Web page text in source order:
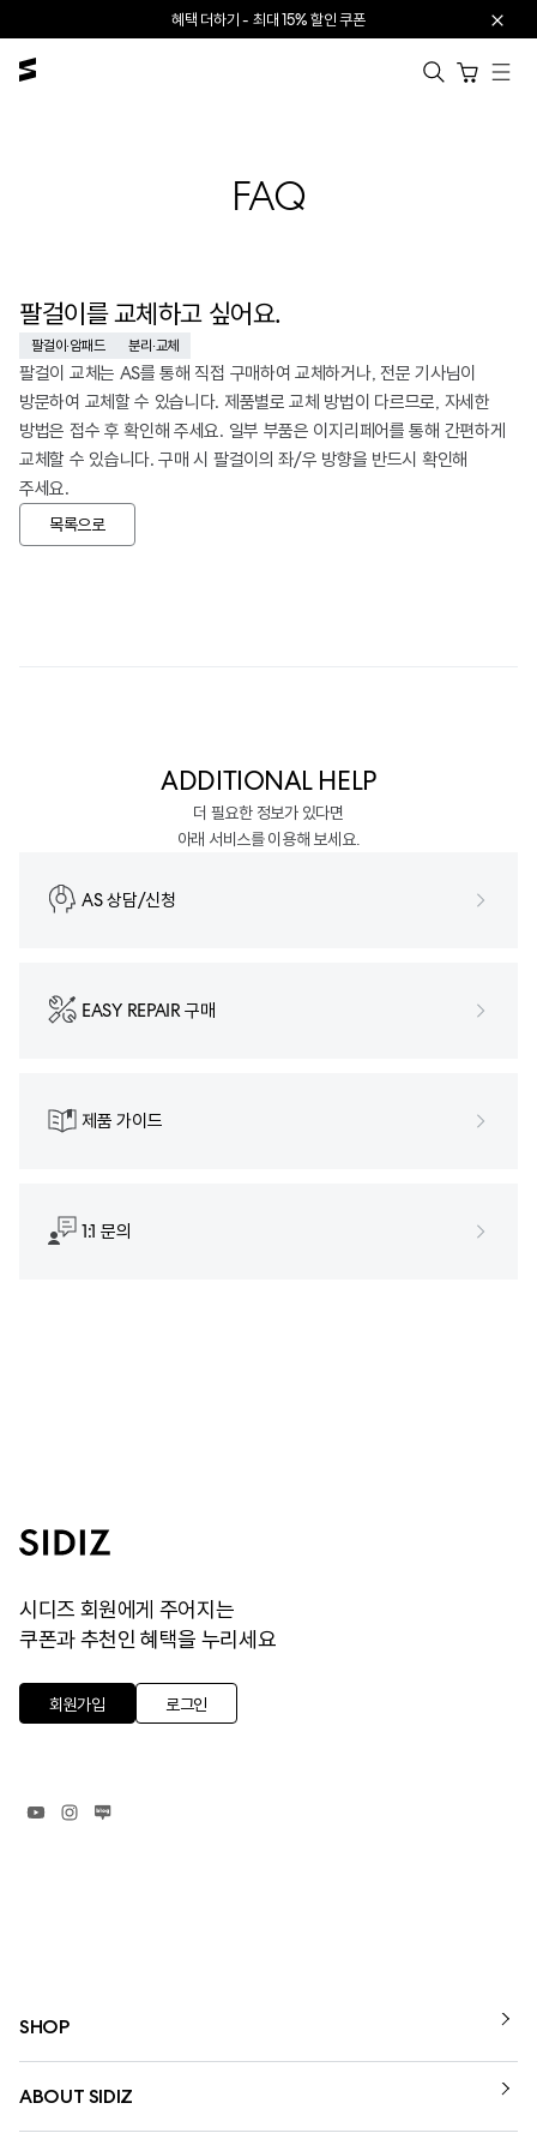
혜택 더하기 - 최대 15% 할인 쿠폰
카트 열기
FAQ
팔걸이를 교체하고 싶어요.
팔걸이·암패드 분리·교체
목록으로
ADDITIONAL HELP
더 필요한 정보가 있다면
아래 서비스를 이용해 보세요.
AS 상담/신청
EASY REPAIR 구매
제품 가이드
1:1 문의
시디즈 회원에게 주어지는
쿠폰과 추천인 혜택을 누리세요
회원가입 로그인
SHOP
ABOUT SIDIZ